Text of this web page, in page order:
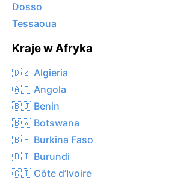
Dosso
Tessaoua
Kraje w Afryka
🇩🇿 Algieria
🇦🇴 Angola
🇧🇯 Benin
🇧🇼 Botswana
🇧🇫 Burkina Faso
🇧🇮 Burundi
🇨🇮 Côte d’Ivoire